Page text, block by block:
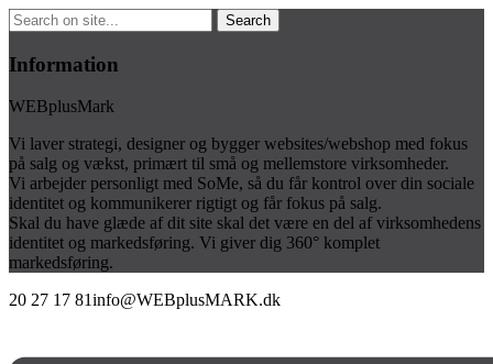
Information
WEBplusMark
Vi laver strategi, designer og bygger websites/webshop med fokus
på salg og vækst, primært til små og mellemstore virksomheder.
Vi arbejder personligt med SoMe, så du får kontrol over din sociale
identitet og kommunikerer rigtigt og får fokus på salg.
Skal du have glæde af dit site skal det være en del af virksomhedens
identitet og markedsføring. Vi giver dig 360° komplet
markedsføring.
20 27 17 81info@WEBplusMARK.dk